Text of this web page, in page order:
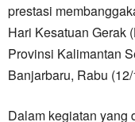
prestasi
Hari Kesatuan Gerak
Provinsi Kalimantan
Banjarbaru, Rabu
Dalam kegiatan yang